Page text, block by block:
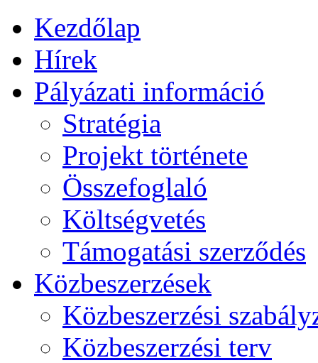
Kezdőlap
Hírek
Pályázati információ
Stratégia
Projekt története
Összefoglaló
Költségvetés
Támogatási szerződés
Közbeszerzések
Közbeszerzési
Közbeszerzési terv